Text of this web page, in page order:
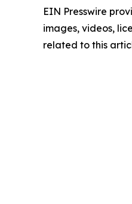
EIN Presswire
images, videos,
related to this